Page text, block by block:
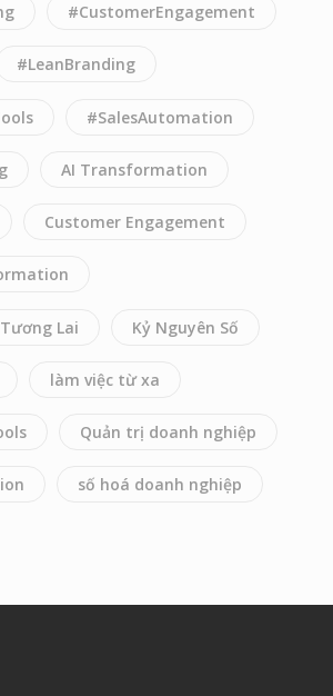
#CustomerEngagement
#LeanBranding
#SalesAutomation
AI Transformation
Customer Engagement
Lai Kỷ Nguyên Số
làm việc từ xa
Quản trị doanh nghiệp
số hoá doanh nghiệp